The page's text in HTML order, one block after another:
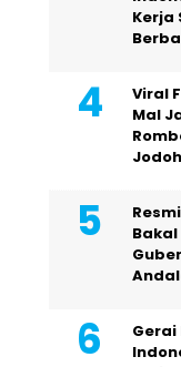
Kerja
Viral
Mal
Jodoh
Bakal